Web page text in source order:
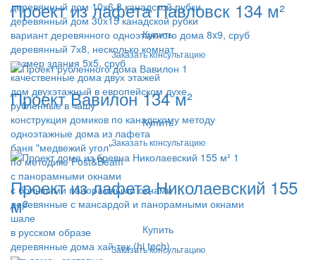
деревянный дом 10х6,8 канадской рубки
деревянный дом 30х15 канадской рубки
вариант деревянного одноэтажного дома 8x9, сруб
деревянный 7х8, несколько комнат
размер здания 5x5, сруб
качественные дома двух этажей
дом двухэтажный в европейском духе
рубленные в чашу
конструкция домиков по канадскому методу
одноэтажные дома из лафета
баня "медвежий угол"
по методике Post&Beam
с панорамными окнами
с большими панорамными окнами
деревянные с мансардой и панорамными окнами
шале
в русском образе
деревянные дома хай тек (hi tech)
Проект из лафета Павловск 134 м²
Купить
Заказать консультацию
Проект Вавилон 134 м²
Купить
Заказать консультацию
Проект из лафета Николаевский 155
м²
Купить
Заказать консультацию